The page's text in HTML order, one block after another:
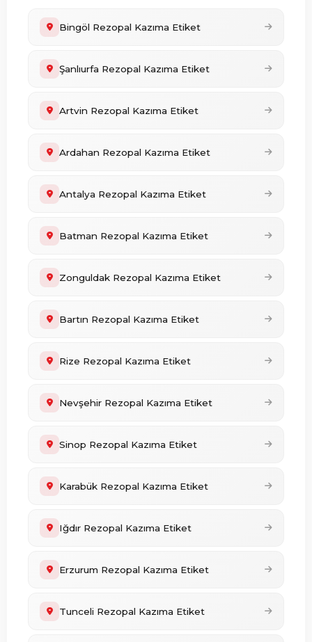
Bingöl Rezopal Kazıma Etiket
Şanlıurfa Rezopal Kazıma Etiket
Artvin Rezopal Kazıma Etiket
Ardahan Rezopal Kazıma Etiket
Antalya Rezopal Kazıma Etiket
Batman Rezopal Kazıma Etiket
Zonguldak Rezopal Kazıma Etiket
Bartın Rezopal Kazıma Etiket
Rize Rezopal Kazıma Etiket
Nevşehir Rezopal Kazıma Etiket
Sinop Rezopal Kazıma Etiket
Karabük Rezopal Kazıma Etiket
Iğdır Rezopal Kazıma Etiket
Erzurum Rezopal Kazıma Etiket
Tunceli Rezopal Kazıma Etiket